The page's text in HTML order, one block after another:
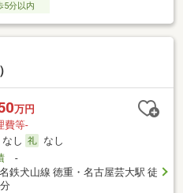
5分以内
万円
費等-
なし
なし
-
名鉄犬山線 徳重・名古屋芸大駅 徒